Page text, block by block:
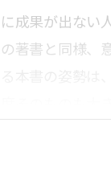
成果が出ない
著書と同様、